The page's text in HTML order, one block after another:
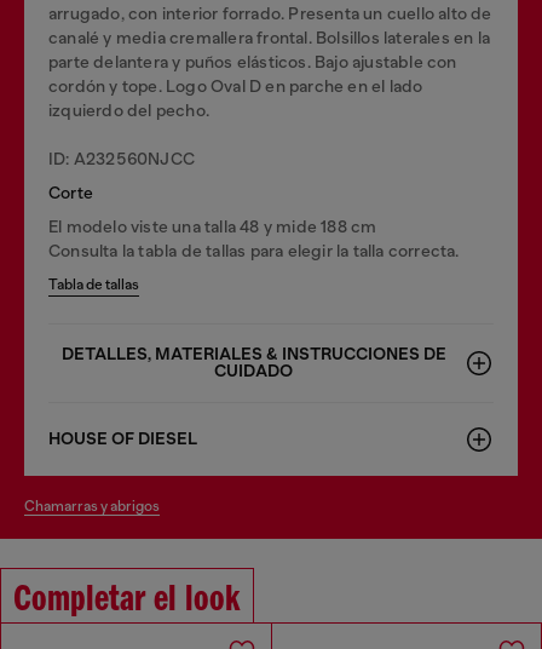
arrugado, con interior forrado. Presenta un cuello alto de
canalé y media cremallera frontal. Bolsillos laterales en la
parte delantera y puños elásticos. Bajo ajustable con
cordón y tope. Logo Oval D en parche en el lado
izquierdo del pecho.
ID: A232560NJCC
Corte
El modelo viste una talla 48 y mide 188 cm
Consulta la tabla de tallas para elegir la talla correcta.
Tabla de tallas
DETALLES, MATERIALES & INSTRUCCIONES DE
CUIDADO
HOUSE OF DIESEL
chamarras y abrigos
Completar el look